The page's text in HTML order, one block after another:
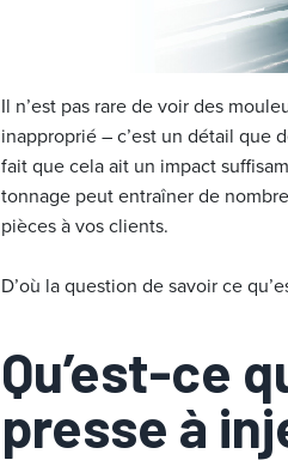
Il n’est pas rare de voir des
inapproprié – c’est un détail que
fait que cela ait un impact
tonnage peut entraîner de
pièces à vos clients.
D’où la question de savoir ce
Qu’est-ce
presse à